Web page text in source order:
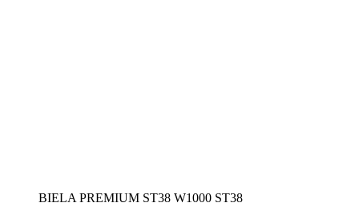
BIELA PREMIUM ST38 W1000 ST38